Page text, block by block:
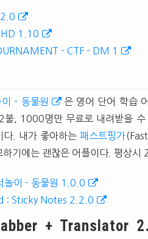
1.10
- CTF - DM 1
- 동물원
은 영어 단어 학습
불, 1000명만 무료로 내려받을
다. 내가 좋아하는 패스트핑가
하기에는 괜찮은 어플이다. 평상시
놀이 - 동물원 1.0.0
: Sticky Notes 2.2.0
+ Translator